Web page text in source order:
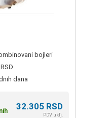
bojleri
dana
32.305 RSD
PDV uklj.